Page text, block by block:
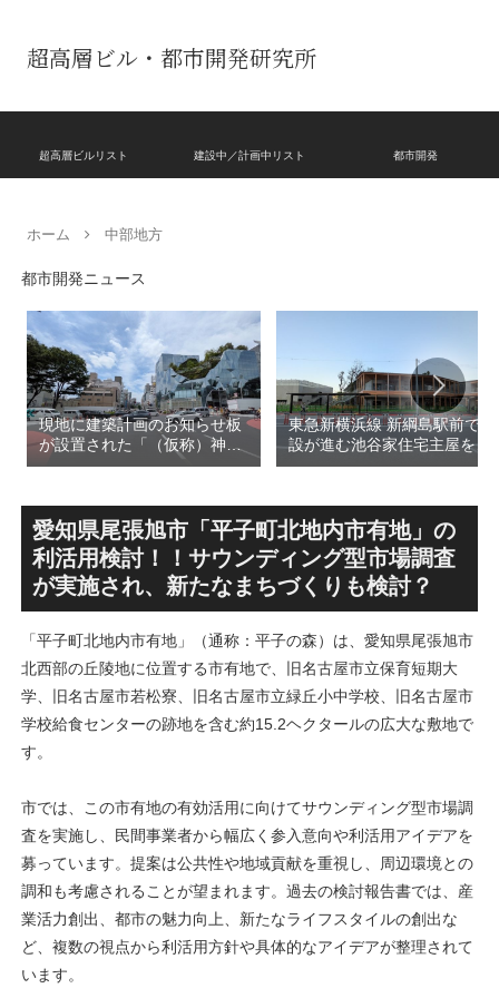
超高層ビル・都市開発研究所
超高層ビルリスト 建設中／計画中リスト 都市開発
ホーム 中部地方
都市開発ニュース
現地に建築計画のお知らせ板
が設置された「（仮称）神宮
前六丁目八角館建替計
SANAA設計で神宮前交差点に
新たな商業施設誕生へ！！
東急新横浜線 新綱島駅前で建
設が進む池谷家住宅主屋を活
用した「新綱島MICCA」！！
による新たな駅前拠点が2026
年秋誕生へ！！
愛知県尾張旭市「平子町北地内市有地」の
利活用検討！！サウンディング型市場調査
が実施され、新たなまちづくりも検討？
「平子町北地内市有地」（通称：平子の森）は、愛知県尾張旭市
北西部の丘陵地に位置する市有地で、旧名古屋市立保育短期大
学、旧名古屋市若松寮、旧名古屋市立緑丘小中学校、旧名古屋市
学校給食センターの跡地を含む約15.2ヘクタールの広大な敷地で
す。
市では、この市有地の有効活用に向けてサウンディング型市場調
査を実施し、民間事業者から幅広く参入意向や利活用アイデアを
募っています。提案は公共性や地域貢献を重視し、周辺環境との
調和も考慮されることが望まれます。過去の検討報告書では、産
業活力創出、都市の魅力向上、新たなライフスタイルの創出な
ど、複数の視点から利活用方針や具体的なアイデアが整理されて
います。